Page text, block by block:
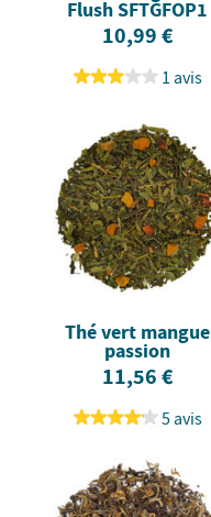
Flush SFTGFOP1
10,99 €
1 avis
Thé vert mangue
passion
11,56 €
5 avis